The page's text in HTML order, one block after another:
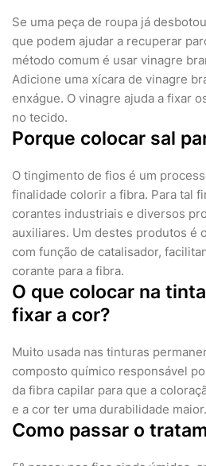
Se uma peça de roupa já
que podem ajudar a recuperar
método comum é usar vinagre
Adicione uma xícara de vinagre
enxágue. O vinagre ajuda a fixar
no tecido.
Porque colocar sal
O tingimento de fios é um
finalidade colorir a fibra. Para tal
corantes industriais e diversos
auxiliares. Um destes produtos é
com função de catalisador,
corante para a fibra.
O que colocar na
fixar a cor?
Muito usada nas tinturas
composto químico responsável
da fibra capilar para que a
e a cor ter uma durabilidade maior.
Como passar o